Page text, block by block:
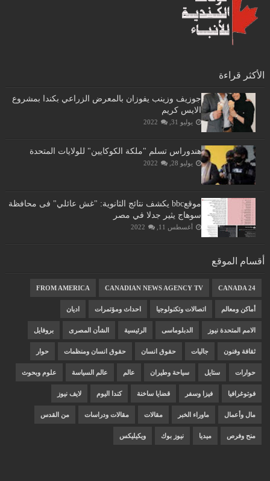
الأكثر قراءة
جوزيف وزينب يفوزان بالمعرض الزراعي بكندا بمشروع
الايس كريم
يوليو 31, 2022
هندوراس تسلم "ملكة الكوكايين" للولايات المتحدة
يوليو 28, 2022
موقعbbc يكشف نتائج الثانوية: "غش عائلي" فى محافظة
سوهاج يثير جدلا في مصر
أغسطس 11, 2022
أقسام الموقع
CANADA 24
CANADIAN NEWS AGENCY TV
FROM AMERICA
أماكن ومعالم اتصالات وتكنولوجيا احداث ومؤتمرات اديان
الامم المتحدة نيوز الدبلوماسى الرئيسية الشأن المصرى بروفايل
ثقافة وفنون جاليات حقوق انسان حقوق انسان ومنظمات حوار
حوارات ستايل سياحة وطيران عالم عالم السياسة علوم وبحوث
فوتوغرافيا فيزا وسفر قضايا ساخنة كندا اليوم لايف نيوز
مال وأعمال ماوراء الخبر مقالات مقالات ودراسات من القدس
منح وفرص ميديا نيوز بوك ويكيليكس